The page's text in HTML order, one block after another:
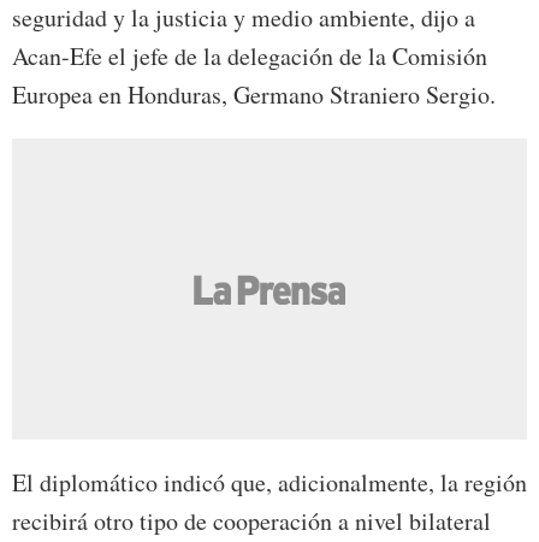
seguridad y la justicia y medio ambiente, dijo a
Acan-Efe el jefe de la delegación de la Comisión
Europea en Honduras, Germano Straniero Sergio.
El diplomático indicó que, adicionalmente, la región
recibirá otro tipo de cooperación a nivel bilateral